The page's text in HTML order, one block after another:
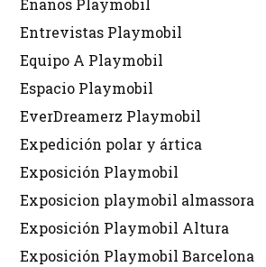
Enanos Playmobil
Entrevistas Playmobil
Equipo A Playmobil
Espacio Playmobil
EverDreamerz Playmobil
Expedición polar y ártica
Exposición Playmobil
Exposicion playmobil almassora
Exposición Playmobil Altura
Exposición Playmobil Barcelona